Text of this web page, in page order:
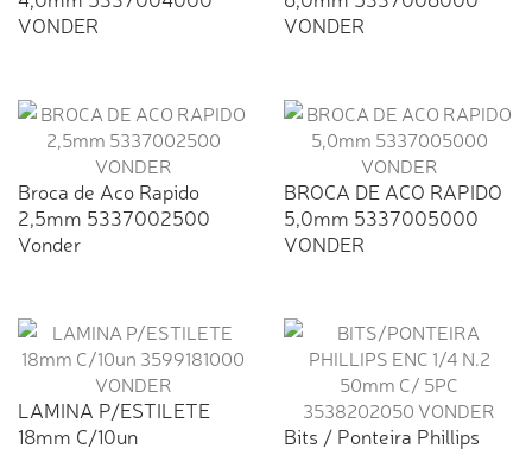
VONDER
VONDER
Broca de Aco Rapido
2,5mm 5337002500
Vonder
BROCA DE ACO RAPIDO
5,0mm 5337005000
VONDER
LAMINA P/ESTILETE
18mm C/10un
Bits / Ponteira Phillips